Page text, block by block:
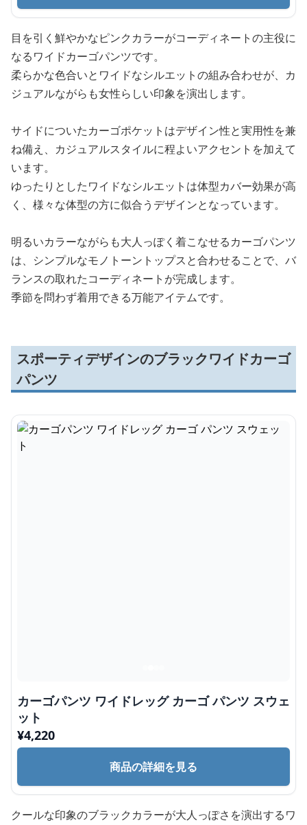
目を引く鮮やかなピンクカラーがコーディネートの主役に
なるワイドカーゴパンツです。
柔らかな色合いとワイドなシルエットの組み合わせが、カ
ジュアルながらも女性らしい印象を演出します。
サイドについたカーゴポケットはデザイン性と実用性を兼
ね備え、カジュアルスタイルに程よいアクセントを加えて
います。
ゆったりとしたワイドなシルエットは体型カバー効果が高
く、様々な体型の方に似合うデザインとなっています。
明るいカラーながらも大人っぽく着こなせるカーゴパンツ
は、シンプルなモノトーントップスと合わせることで、バ
ランスの取れたコーディネートが完成します。
季節を問わず着用できる万能アイテムです。
スポーティデザインのブラックワイドカーゴ
パンツ
カーゴパンツ ワイドレッグ カーゴ パンツ スウェ
ット
¥4,220
商品の詳細を見る
クールな印象のブラックカラーが大人っぽさを演出するワ